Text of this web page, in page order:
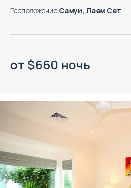
Расположение:Самуи, Лаем Сет
от $660 ночь